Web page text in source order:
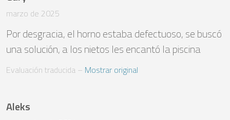
marzo de 2025
Por desgracia, el horno estaba defectuoso, se buscó
una solución, a los nietos les encantó la piscina
Evaluación traducida – Mostrar original
Aleks